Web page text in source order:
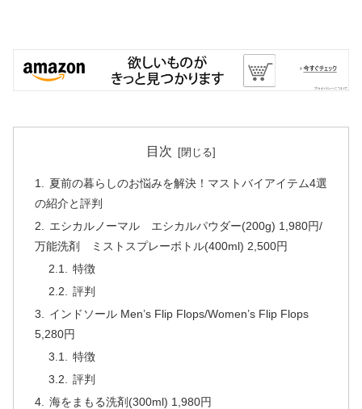
目次
夏前の暮らしのお悩みを解決！マストバイアイテム4選
の紹介と評判
エシカルノーマル エシカルパウダー(200g) 1,980円/
万能洗剤 ミストスプレーボトル(400ml) 2,500円
特徴
評判
インドソール Men’s Flip Flops/Women’s Flip Flops
5,280円
特徴
評判
海をまもる洗剤(300ml) 1,980円